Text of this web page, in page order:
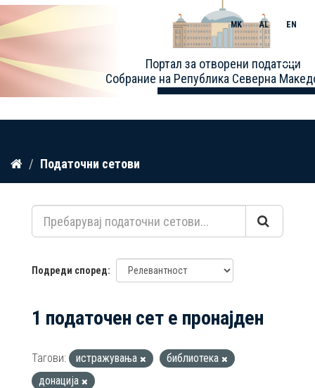
Прескокнете
содржина
Портал за отворени податоци
Собрание на Република Северна
MK AL EN
Toggle
Податочни сетови
Подреди според
1 податочен сет е пронајден
Тагови: истражувања
библиотека
донација